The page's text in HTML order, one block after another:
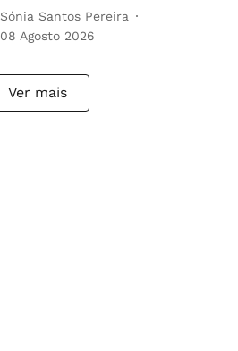
Sónia Santos Pereira
08 Agosto 2026
Ver mais